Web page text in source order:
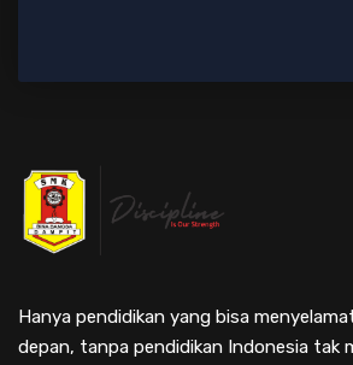
Hanya pendidikan yang bisa
depan, tanpa pendidikan Indonesia tak